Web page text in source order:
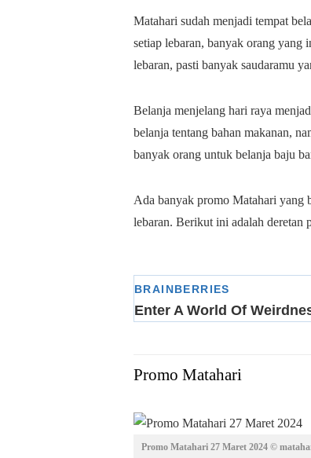
Matahari sudah menjadi tempat
setiap lebaran, banyak orang yang
lebaran, pasti banyak saudaramu
Belanja menjelang hari raya
belanja tentang bahan makanan,
banyak orang untuk belanja baju
Ada banyak promo Matahari yang
lebaran. Berikut ini adalah deretan
Promo Matahari
Promo Matahari 27 Maret 2024 ©